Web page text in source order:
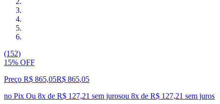
(152)
15% OFF
Preço R$ 865,05R$ 865,05
no Pix Ou 8x de R$ 127,21 sem jurosou 8x de R$ 127,21 sem juros